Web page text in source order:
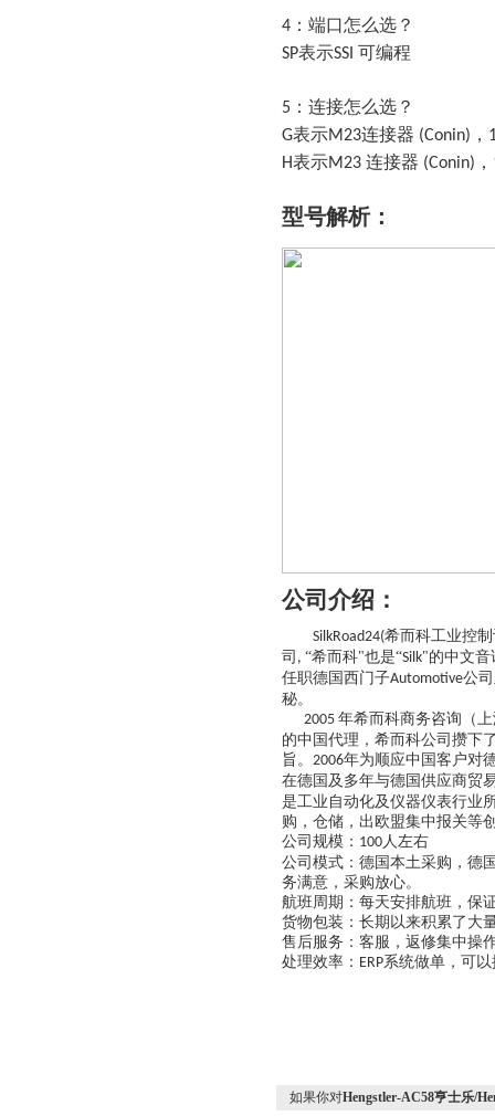
4 ：端口怎么选？
SP表示SSI 可编程
5 ：连接怎么选？
G表示M23连接器 (Conin) ，
H表示M23 连接器 (Conin) ，
型号解析：
公司介绍：
SilkRoad24(希而科工业控
司 , “希而科"也是“Silk"的中文音
任职德国西门子Automotive公
秘。
2005 年希而科商务咨询（
的中国代理，希而科公司攒下
旨。 2006年为顺应中国客户对
在德国及多年与德国供应商贸
是工业自动化及仪器仪表行业
购，仓储，出欧盟集中报关等
公司规模： 100人左右
公司模式：德国本土采购，德
务满意，采购放心。
航班周期：每天安排航班，保
货物包装：长期以来积累了大
售后服务：客服，返修集中操
处理效率： ERP系统做单，可
如果你对Hengstler-AC58亨士乐/